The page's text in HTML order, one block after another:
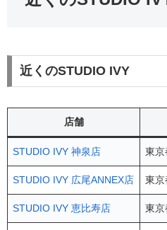
近くのSTUDIO IVY
店舗
STUDIO IVY 神泉店 東
STUDIO IVY 広尾ANNEX店 東
STUDIO IVY 恵比寿店 東京